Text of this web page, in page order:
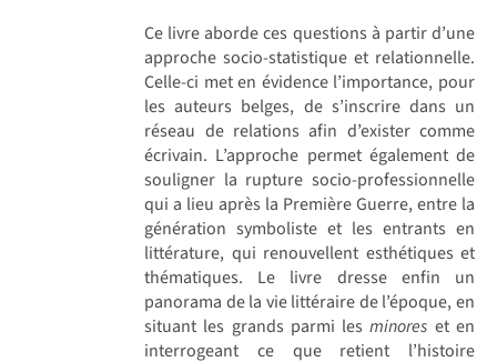
Ce livre aborde ces questions à partir d’une
approche socio-statistique et relationnelle.
Celle-ci met en évidence l’importance, pour
les auteurs belges, de s’inscrire dans un
réseau de relations afin d’exister comme
écrivain. L’approche permet également de
souligner la rupture socio-professionnelle
qui a lieu après la Première Guerre, entre la
génération symboliste et les entrants en
littérature, qui renouvellent esthétiques et
thématiques. Le livre dresse enfin un
panorama de la vie littéraire de l’époque, en
situant les grands parmi lesminores et en
interrogeant ce que retient l’histoire